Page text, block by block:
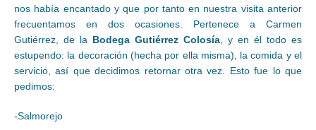
nos había encantado y que por tanto en nuestra visita anterior
frecuentamos en dos ocasiones. Pertenece a Carmen
Gutiérrez, de la Bodega Gutiérrez Colosía, y en él todo es
estupendo: la decoración (hecha por ella misma), la comida y el
servicio, así que decidimos retornar otra vez. Esto fue lo que
pedimos:
-Salmorejo